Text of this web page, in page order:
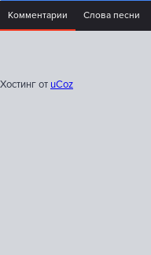
Комментарии Слова песни
Хостинг от uCoz